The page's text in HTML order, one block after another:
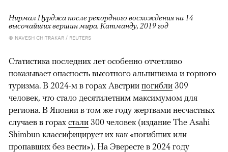
Нирмал Пурджа после рекордного восхождения на 14
высочайших вершин мира. Катманду, 2019 год
© NAVESH CHITRAKAR / REUTERS
Статистика последних лет особенно отчетливо
показывает опасность высотного альпинизма и горного
туризма. В 2024-м в горах Австрии погибли 309
человек, что стало десятилетним максимумом для
региона. В Японии в том же году жертвами несчастных
случаев в горах стали 300 человек (издание The Asahi
Shimbun классифицирует их как «погибших или
пропавших без вести»). На Эвересте в 2024 году